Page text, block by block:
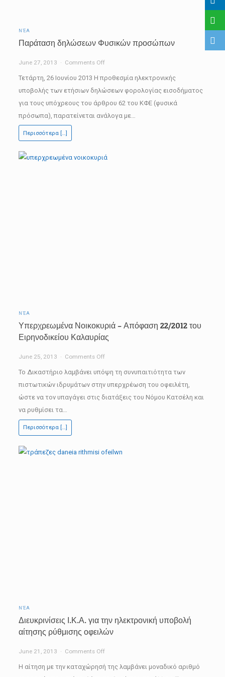
ΝΈΑ
Παράταση δηλώσεων Φυσικών προσώπων
June 27, 2013 Comments Offon
Παράταση
δηλώσεων
Φυσικών
προσώπων
Τετάρτη, 26 Ιουνίου 2013 Η προθεσμία ηλεκτρονικής
υποβολής των ετήσιων δηλώσεων φορολογίας εισοδήματος
για τους υπόχρεους του άρθρου 62 του ΚΦΕ (φυσικά
πρόσωπα), παρατείνεται ανάλογα με…
Περισσότερα […]
ΝΈΑ
Υπερχρεωμένα Νοικοκυριά – Απόφαση 22/2012 του
Ειρηνοδικείου Καλαυρίας
June 25, 2013 Comments Offon
Νοικοκυριά
–
Το Δικαστήριο λαμβάνει υπόψη τη συνυπαιτιότητα των
πιστωτικών ιδρυμάτων στην υπερχρέωση του οφειλέτη,
ώστε να τον υπαγάγει στις διατάξεις του Νόμου Κατσέλη και
να ρυθμίσει τα…
Περισσότερα […]
ΝΈΑ
Διευκρινίσεις Ι.Κ.Α. για την ηλεκτρονική υποβολή
αίτησης ρύθμισης οφειλών
June 21, 2013 Comments Offon
Διευκρινίσεις
Η αίτηση με την καταχώρησή της λαμβάνει μοναδικό αριθμό